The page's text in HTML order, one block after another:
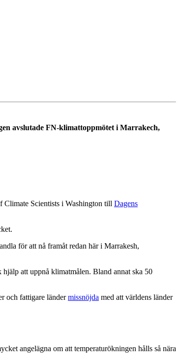
avslutade FN-klimattoppmötet i Marrakech,
Climate Scientists i Washington till Dagens
för att nå framåt redan här i Marrakesh,
att uppnå klimatmålen. Bland annat ska 50
och fattigare ländermissnöjda med att världens länder
angelägna om att temperaturökningen hålls så nära